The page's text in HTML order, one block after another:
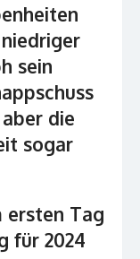
sein
die
sogar
ersten Tag
für 2024